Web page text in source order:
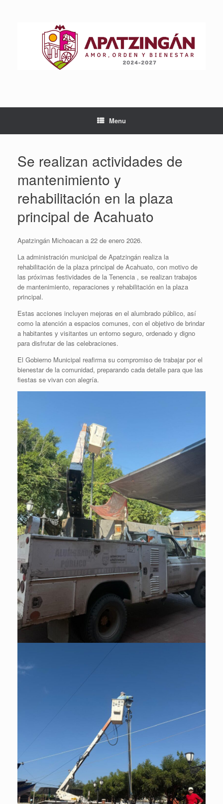
Menu
Se realizan actividades de
mantenimiento y
rehabilitación en la plaza
principal de Acahuato
Apatzingán Michoacan a 22 de enero 2026.
La administración municipal de Apatzingán realiza la
rehabilitación de la plaza principal de Acahuato, con motivo de
las próximas festividades de la Tenencia , se realizan trabajos
de mantenimiento, reparaciones y rehabilitación en la plaza
principal.
Estas acciones incluyen mejoras en el alumbrado público, así
como la atención a espacios comunes, con el objetivo de brindar
a habitantes y visitantes un entorno seguro, ordenado y digno
para disfrutar de las celebraciones.
El Gobierno Municipal reafirma su compromiso de trabajar por el
bienestar de la comunidad, preparando cada detalle para que las
fiestas se vivan con alegría.